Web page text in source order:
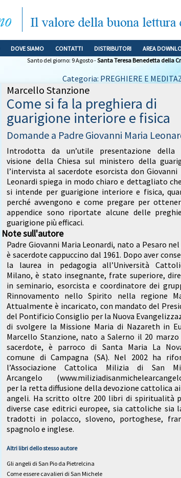
DOVE SIAMO CONTATTI DISTRIBUTORI AREA
Santo del giorno: 9 Agosto -Santa Teresa Benedetta della
Categoria: PREGHIERE E
Marcello Stanzione
Come si fa la preghiera di
guarigione interiore e fisica
Domande a Padre Giovanni Maria
Introdotta da un’utile presentazione della
visione della Chiesa sul ministero della
l’intervista al sacerdote esorcista don Giovanni
Leonardi spiega in modo chiaro e dettagliato
si intende per guarigione interiore e fisica,
perché avvengono e come pregare per
appendice sono riportate alcune delle
guarigione più efficaci.
Note sull'autore
Padre Giovanni Maria Leonardi, nato a Pesaro nel
è sacerdote cappuccino dal 1961. Dopo aver
la laurea in pedagogia all’Università
Milano, è stato insegnante, frate superiore,
in seminario, esorcista e coordinatore dei
Rinnovamento nello Spirito nella regione
Attualmente è incaricato, con mandato del
del Pontificio Consiglio per la Nuova
di svolgere la Missione Maria di Nazareth in
Marcello Stanzione, nato a Salerno il 20 marzo
sacerdote, è parroco di Santa Maria La
comune di Campagna (SA). Nel 2002 ha
l’Associazione Cattolica Milizia di San
Arcangelo
per la retta diffusione della devozione cattolica
angeli. Ha scritto oltre 200 libri di spiritualità
diverse case editrici europee, sia cattoliche sia
tradotti in polacco, sloveno, portoghese,
spagnolo e inglese.
Altri libri dello stesso autore
Gli angeli di San Pio da Pietrelcina
Come essere cavalieri di San Michele